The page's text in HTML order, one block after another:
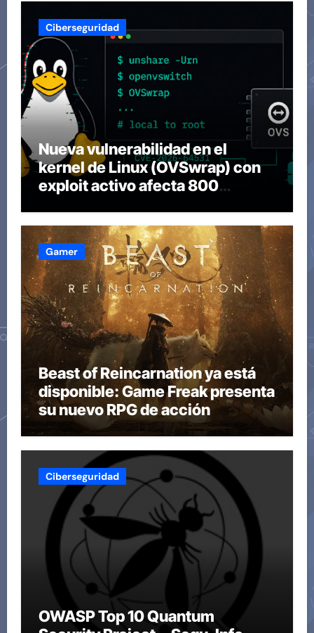
Ciberseguridad
Nueva vulnerabilidad en el
kernel de Linux (OVSwrap) con
exploit activo afecta 800
Gamer
Beast of Reincarnation ya está
disponible: Game Freak presenta
su nuevo RPG de acción
Ciberseguridad
OWASP Top 10 Quantum